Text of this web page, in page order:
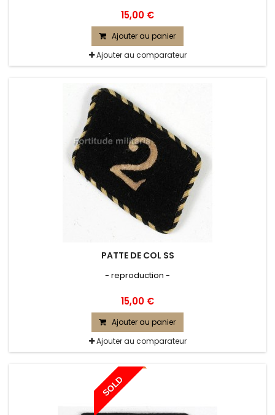
15,00 €
Ajouter au panier
Ajouter au comparateur
PATTE DE COL SS
- reproduction -
15,00 €
Ajouter au panier
Ajouter au comparateur
SOLD